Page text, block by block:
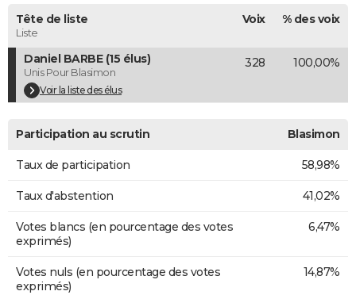
Dictionnaire
Biographies
Citations
Expressions
Proverbes
PROGRAMME TV
COPAINS D'AVANT
S'inscrire
Se connecter
Lycées
Collèges
Primaires
Universités
Entreprises
Service militaire
Avis de recherche
AVIS DE DÉCÈS
FORUM
Tête de liste
Liste
Voix % des voix
Daniel BARBE (15 élus)
Unis Pour Blasimon
Voir la liste des élus
328 100,00%
Participation au scrutin Blasimon
Taux de participation 58,98%
Taux d'abstention 41,02%
Votes blancs (en pourcentage des votes
exprimés)
6,47%
Votes nuls (en pourcentage des votes
exprimés)
14,87%